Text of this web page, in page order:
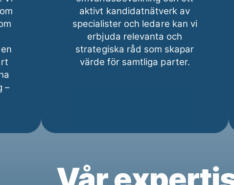
–
aktivt kandidatnätverk av
specialister och ledare kan vi
erbjuda relevanta och
strategiska råd som skapar
värde för samtliga parter.